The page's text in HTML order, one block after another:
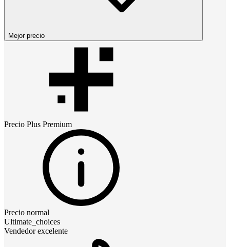
Mejor precio
Precio Plus Premium
Precio normal
Ultimate_choices
Vendedor excelente